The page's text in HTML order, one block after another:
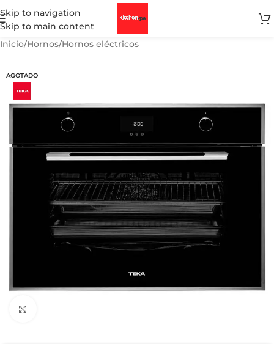
Skip to navigation
Skip to main content
Inicio/Hornos/Hornos eléctricos
AGOTADO